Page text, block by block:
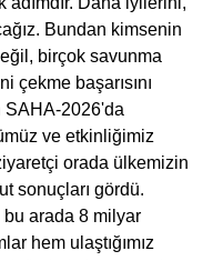
Bundan kimsenin
birçok savunma
çekme başarısını
SAHA-2026'da
ve etkinliğimiz
orada ülkemizin
sonuçları gördü.
bu arada 8 milyar
hem ulaştığımız